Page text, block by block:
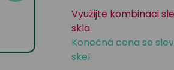
Využijte kombinaci
skla.
Konečná cena se
skel.